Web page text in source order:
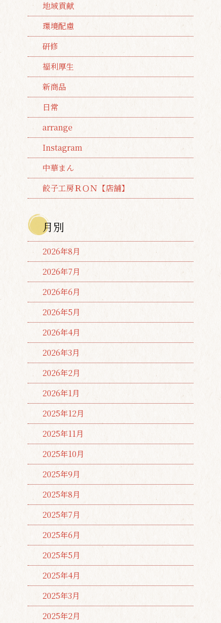
地域貢献
環境配慮
研修
福利厚生
新商品
日常
arrange
Instagram
中華まん
餃子工房ＲＯＮ【店舗】
月別
2026年8月
2026年7月
2026年6月
2026年5月
2026年4月
2026年3月
2026年2月
2026年1月
2025年12月
2025年11月
2025年10月
2025年9月
2025年8月
2025年7月
2025年6月
2025年5月
2025年4月
2025年3月
2025年2月